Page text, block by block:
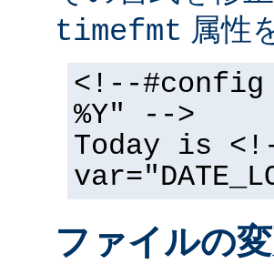
timefmt 属性
<!--#config
%Y" -->
Today is
ファイルの